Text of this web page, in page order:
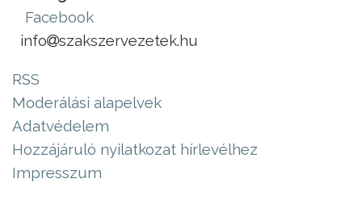
Facebook
info
szakszervezetek.hu
RSS
Moderálási alapelvek
Adatvédelem
Hozzájáruló nyilatkozat hírlevélhez
Impresszum